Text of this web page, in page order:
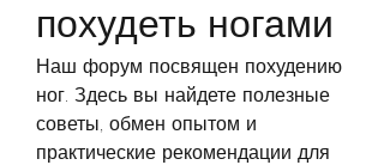
похудеть ногами
Наш форум посвящен похудению
ног. Здесь вы найдете полезные
советы, обмен опытом и
практические рекомендации для